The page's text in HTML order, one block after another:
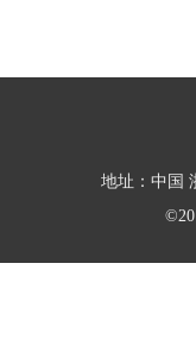
地址：中国